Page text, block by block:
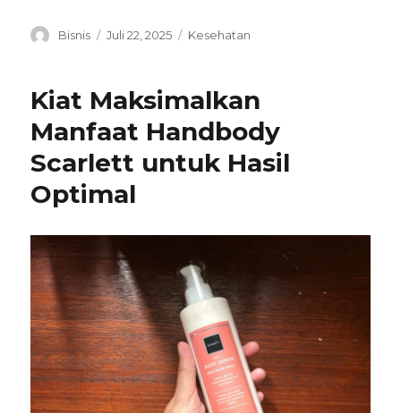
Penulis
Bisnis
Diposkan
Juli 22, 2025 Kategori
Kesehatan
Kiat Maksimalkan
Manfaat Handbody
Scarlett untuk Hasil
Optimal